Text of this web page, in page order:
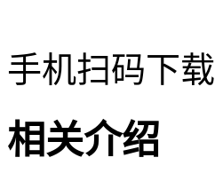
手机扫码下载
相关介绍